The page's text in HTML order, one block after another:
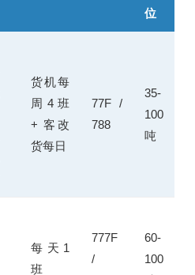
位
货机每
周4班
+ 客改
货每日
77F /
788
35-
100
吨
每天1
班
777F
/
60-
100